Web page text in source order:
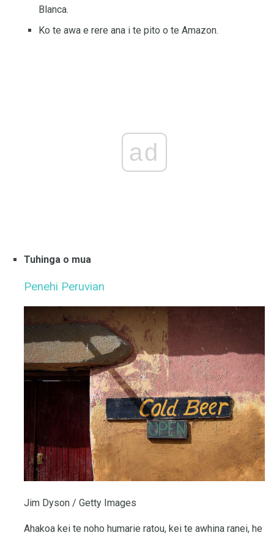
Blanca.
Ko te awa e rere ana i te pito o te Amazon.
ad
Tuhinga o mua
Penehi Peruvian
Jim Dyson / Getty Images
Ahakoa kei te noho humarie ratou, kei te awhina ranei, he